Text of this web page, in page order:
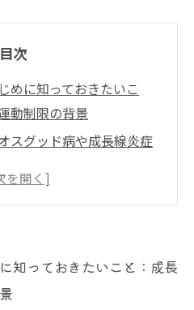
目次
めに知っておきたいこ
動制限の背景
スグッド病や成長線炎症
響：踵の痛みが及ぼす子
の健康維持：子供の踵
知っておきたいこと：成長